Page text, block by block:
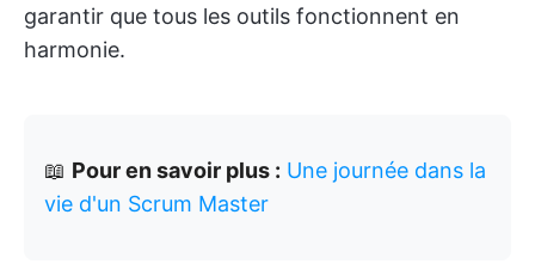
garantir que tous les outils fonctionnent en
harmonie.
📖 Pour en savoir plus : Une journée dans la
vie d'un Scrum Master